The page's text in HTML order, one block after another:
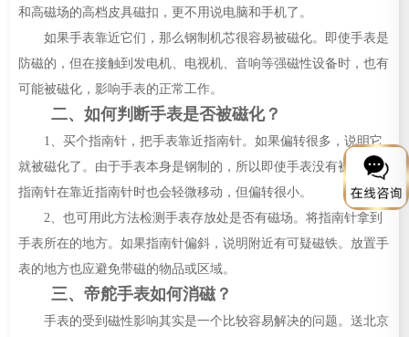
和高磁场的高档皮具磁扣，更不用说电脑和手机了。
如果手表靠近它们，那么钢制机芯很容易被磁化。即使手表是
防磁的，但在接触到发电机、电视机、音响等强磁性设备时，也有
可能被磁化，影响手表的正常工作。
二、如何判断手表是否被磁化？
1、买个指南针，把手表靠近指南针。如果偏转很多，说明它
就被磁化了。由于手表本身是钢制的，所以即使手表没有被磁化，
指南针在靠近指南针时也会轻微移动，但偏转很小。
2、也可用此方法检测手表存放处是否有磁场。将指南针拿到
手表所在的地方。如果指南针偏斜，说明附近有可疑磁铁。放置手
表的地方也应避免带磁的物品或区域。
三、帝舵手表如何消磁？
手表的受到磁性影响其实是一个比较容易解决的问题。送北京